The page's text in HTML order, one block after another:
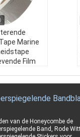
Marine
Film
Retro Reflec
refle
tape voor
van de Honeycombe de
Band, Rode